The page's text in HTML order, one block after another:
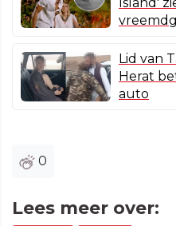
Lid van
Herat
auto
0
Lees meer over: